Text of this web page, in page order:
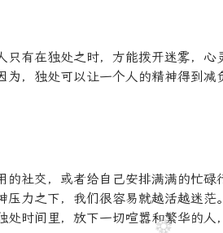
有在独处之时，方能拨开迷雾，心
为，独处可以让一个人的精神得到
的社交，或者给自己安排满满的忙
压力之下，我们很容易就越活越迷
时间里，放下一切喧嚣和繁华的人